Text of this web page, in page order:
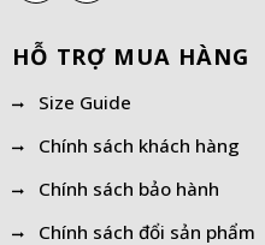
HỖ TRỢ MUA HÀNG
Size Guide
Chính sách khách hàng
Chính sách bảo hành
Chính sách đổi sản phẩm